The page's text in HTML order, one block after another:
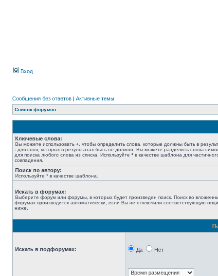
Вход
Сообщения без ответов | Активные темы
Список форумов
Ключевые слова:
Вы можете использовать + , чтобы определить слова, которые должны быть в
- для слов, которых в результатах быть не должно. Вы можете разделить слова
для поиска любого слова из списка. Используйте * в качестве шаблона для
совпадения.
Поиск по автору:
Используйте * в качестве шаблона.
Искать в форумах:
Выберите форум или форумы, в которых будет произведен поиск. Поиск во
форумах производится автоматически, если Вы не отключили соответствующую
ниже.
Искать в подфорумах: Да Нет